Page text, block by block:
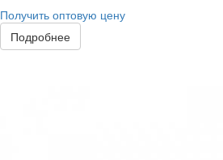
Получить оптовую цену
Подробнее